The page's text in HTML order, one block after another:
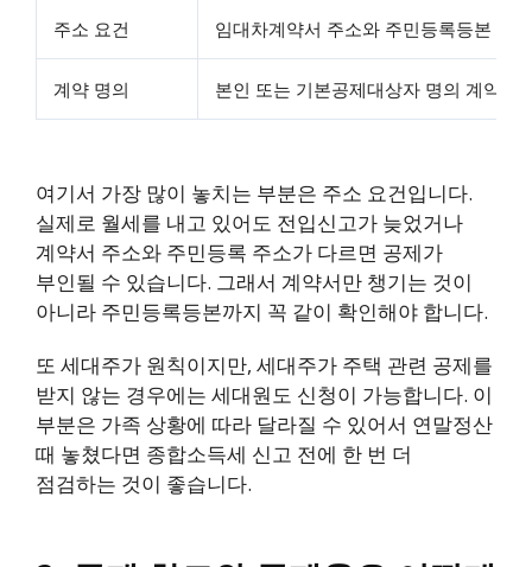
주소 요건 임대차계약서 주소와 주민등록등본 주
계약 명의 본인 또는 기본공제대상자 명의 계약 가
여기서 가장 많이 놓치는 부분은 주소 요건입니다.
실제로 월세를 내고 있어도 전입신고가 늦었거나
계약서 주소와 주민등록 주소가 다르면 공제가
부인될 수 있습니다. 그래서 계약서만 챙기는 것이
아니라 주민등록등본까지 꼭 같이 확인해야 합니다.
또 세대주가 원칙이지만, 세대주가 주택 관련 공제를
받지 않는 경우에는 세대원도 신청이 가능합니다. 이
부분은 가족 상황에 따라 달라질 수 있어서 연말정산
때 놓쳤다면 종합소득세 신고 전에 한 번 더
점검하는 것이 좋습니다.